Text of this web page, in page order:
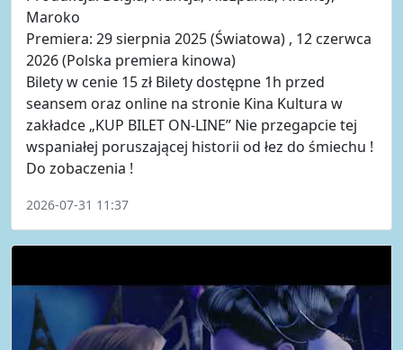
Maroko
Premiera: 29 sierpnia 2025 (Światowa) , 12 czerwca
2026 (Polska premiera kinowa)
Bilety w cenie 15 zł Bilety dostępne 1h przed
seansem oraz online na stronie Kina Kultura w
zakładce „KUP BILET ON-LINE” Nie przegapcie tej
wspaniałej poruszającej historii od łez do śmiechu !
Do zobaczenia !
2026-07-31 11:37